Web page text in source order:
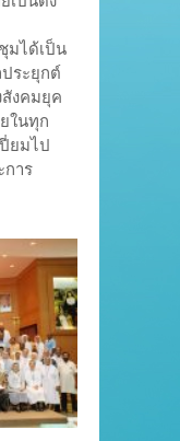
มได้เป็น
ระยุกต์
งคมยุค
ในทุก
ยมไป
าร